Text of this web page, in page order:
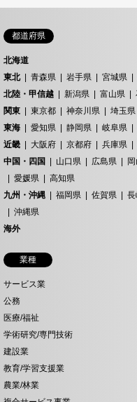
都道府県
北海道
東北
青森県 岩手県 宮城県
北陸・甲信越
新潟県 富山県
関東
東京都 神奈川県 埼玉県
東海
愛知県 静岡県 岐阜県
近畿
大阪府 京都府 兵庫県
中国・四国
山口県 広島県
愛媛県
高知県
九州・沖縄
福岡県 佐賀県 長
沖縄県
海外
業種
サービス業
公務
医療/福祉
学術研究/専門技術
建設業
教育/学習支援業
農業/林業